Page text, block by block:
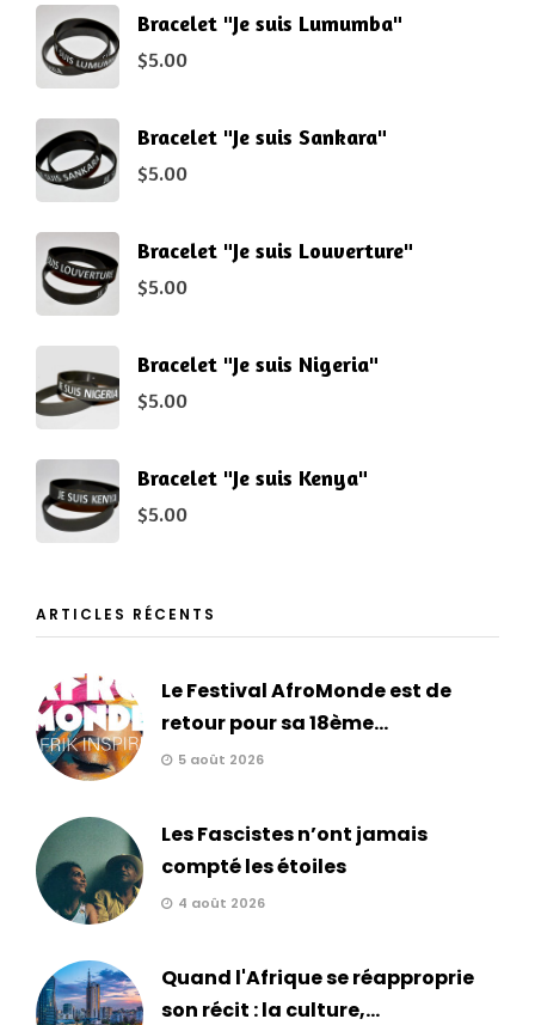
Bracelet "Je suis Lumumba"
$5.00
Bracelet "Je suis Sankara"
$5.00
Bracelet "Je suis Louverture"
$5.00
Bracelet "Je suis Nigeria"
$5.00
Bracelet "Je suis Kenya"
$5.00
ARTICLES RÉCENTS
Le Festival AfroMonde est de
retour pour sa 18ème...
5 août 2026
Les Fascistes n’ont jamais
compté les étoiles
4 août 2026
Quand l'Afrique se réapproprie
son récit : la culture,...